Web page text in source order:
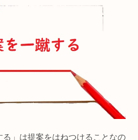
る」は提案をはねつけることなの